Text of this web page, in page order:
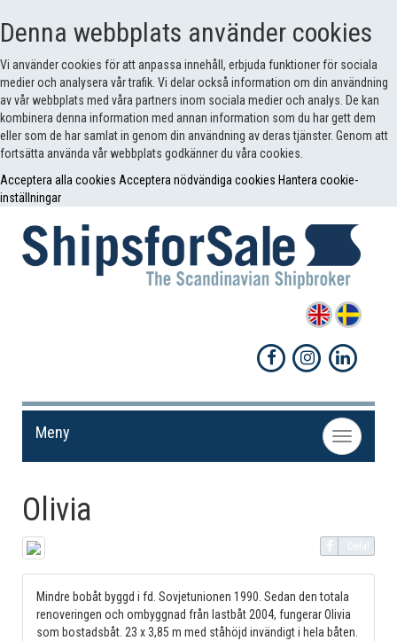
Denna webbplats använder cookies
Vi använder cookies för att anpassa innehåll, erbjuda funktioner för sociala
medier och analysera vår trafik. Vi delar också information om din användning
av vår webbplats med våra partners inom sociala medier och analys. De kan
kombinera denna information med annan information som du har gett dem
eller som de har samlat in genom din användning av deras tjänster. Genom att
fortsätta använda vår webbplats godkänner du våra cookies.
Acceptera alla cookies Acceptera nödvändiga cookies Hantera cookie-
inställningar
Toggle
navigation
Meny
Olivia
Dela!
Mindre bobåt byggd i fd. Sovjetunionen 1990. Sedan den totala
renoveringen och ombyggnad från lastbåt 2004, fungerar Olivia
som bostadsbåt. 23 x 3,85 m med ståhöjd invändigt i hela båten.